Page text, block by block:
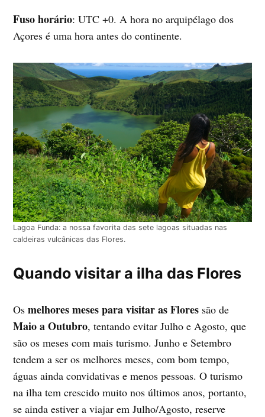
Fuso horário: UTC +0. A hora no arquipélago dos
Açores é uma hora antes do continente.
Lagoa Funda: a nossa favorita das sete lagoas situadas nas
caldeiras vulcânicas das Flores.
Quando visitar a ilha das Flores
Osmelhores meses para visitar as Flores são de
Maio a Outubro, tentando evitar Julho e Agosto, que
são os meses com mais turismo. Junho e Setembro
tendem a ser os melhores meses, com bom tempo,
águas ainda convidativas e menos pessoas. O turismo
na ilha tem crescido muito nos últimos anos, portanto,
se ainda estiver a viajar em Julho/Agosto, reserve